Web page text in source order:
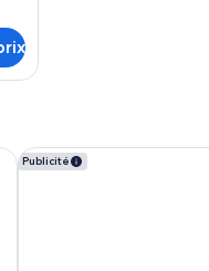
Publicité
Novotel Paris Stade